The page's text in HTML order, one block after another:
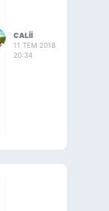
CALII
11 TEM 2018
20:34